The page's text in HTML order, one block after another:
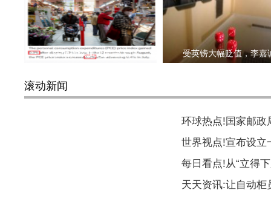
美联储持续加息的最大理 受英镑大幅贬值，李嘉
滚动新闻
环球热点!国家邮政
世界视点!宣布设立
每日看点!从“立得
天天资讯:让自动柜